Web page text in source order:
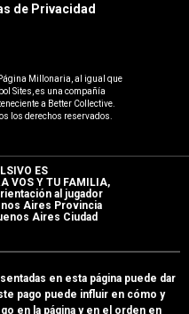
de Privacidad
Millonaria, al igual que
Sites, es una compañía
a Better Collective.
los derechos reservados.
ES
VOS Y TU FAMILIA,
al jugador
Aires Provincia
Aires Ciudad
en esta página puede dar
pago puede influir en cómo y
en la página y en el orden en